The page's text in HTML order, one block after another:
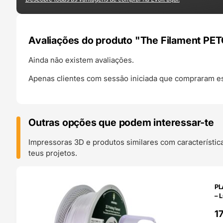
Avaliações do produto "The Filament
Ainda não existem avaliações.
Apenas clientes com sessão iniciada que compraram
Outras opções que podem interessar-te
Impressoras 3D e produtos similares com
teus projetos.
–